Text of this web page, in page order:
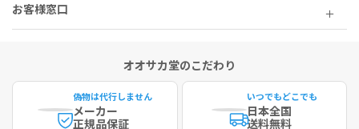
お客様窓口
オオサカ堂のこだわり
偽物は代行しません
メーカー
正規品保証
いつでもどこでも
日本全国
送料無料